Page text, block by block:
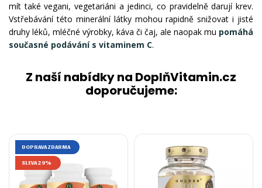
mít také vegani, vegetariáni a jedinci, co pravidelně darují krev.
Vstřebávání této minerální látky mohou rapidně snižovat i jisté
druhy léků, mléčné výrobky, káva či čaj, ale naopak mu pomáhá
současné podávání s vitaminem C.
Z naší nabídky na DoplňVitamin.cz
doporučujeme:
DOPRAVA ZDARMA
SLEVA 29%